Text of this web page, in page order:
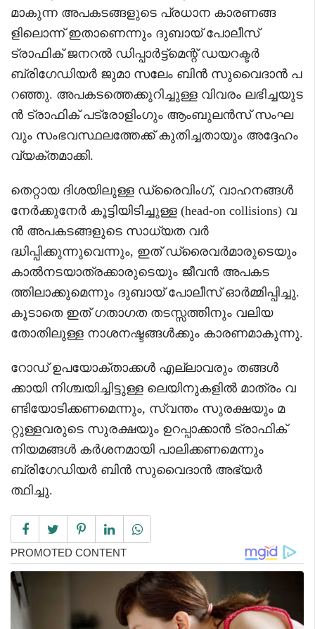
മാകുന്ന അപകടങ്ങളുടെ പ്രധാന കാരണങ്ങ
ളിലൊന്ന് ഇതാണെന്നും ദുബായ് പോലീസ്
ട്രാഫിക് ജനറൽ ഡിപ്പാർട്ട്‌മെന്റ് ഡയറക്ടർ
ബ്രിഗേഡിയർ ജുമാ സലേം ബിൻ സുവൈദാൻ പ
റഞ്ഞു. അപകടത്തെക്കുറിച്ചുള്ള വിവരം ലഭിച്ചയുട
ൻ ട്രാഫിക് പട്രോളിംഗും ആംബുലൻസ് സംഘ
വും സംഭവസ്ഥലത്തേക്ക് കുതിച്ചതായും അദ്ദേഹം
വ്യക്തമാക്കി.
തെറ്റായ ദിശയിലുള്ള ഡ്രൈവിംഗ്, വാഹനങ്ങൾ
നേർക്കുനേർ കൂട്ടിയിടിച്ചുള്ള (head-on collisions) വ
ൻ അപകടങ്ങളുടെ സാധ്യത വർ
ദ്ധിപ്പിക്കുന്നുവെന്നും, ഇത് ഡ്രൈവർമാരുടെയും
കാൽനടയാത്രക്കാരുടെയും ജീവൻ അപകട
ത്തിലാക്കുമെന്നും ദുബായ് പോലീസ് ഓർമ്മിപ്പിച്ചു.
കൂടാതെ ഇത് ഗതാഗത തടസ്സത്തിനും വലിയ
തോതിലുള്ള നാശനഷ്ടങ്ങൾക്കും കാരണമാകുന്നു.
റോഡ് ഉപയോക്താക്കൾ എല്ലാവരും തങ്ങൾ
ക്കായി നിശ്ചയിച്ചിട്ടുള്ള ലെയിനുകളിൽ മാത്രം വ
ണ്ടിയോടിക്കണമെന്നും, സ്വന്തം സുരക്ഷയും മ
റ്റുള്ളവരുടെ സുരക്ഷയും ഉറപ്പാക്കാൻ ട്രാഫിക്
നിയമങ്ങൾ കർശനമായി പാലിക്കണമെന്നും
ബ്രിഗേഡിയർ ബിൻ സുവൈദാൻ അഭ്യർ
ത്ഥിച്ചു.